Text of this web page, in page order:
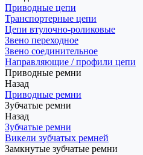
Приводные цепи
Транспортерные цепи
Цепи втулочно-роликовые
Звено переходное
Звено соединительное
Направляющие / профили цепи
Приводные ремни
Назад
Приводные ремни
Зубчатые ремни
Назад
Зубчатые ремни
Викели зубчатых ремней
Замкнутые зубчатые ремни